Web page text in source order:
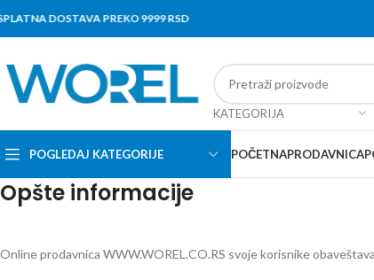
DOSTAVA PREKO 9999 RSD
KATEGORIJA
POGLEDAJ KATEGORIJE POČETNAPRODAVNICA
Opšte informacije
Online prodavnica WWW.WOREL.CO.RS svoje korisnike